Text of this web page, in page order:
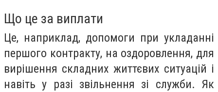
Що це за виплати
Це, наприклад, допомоги при укладанні
першого контракту, на оздоровлення, для
вирішення складних життєвих ситуацій і
навіть у разі звільнення зі служби. Як